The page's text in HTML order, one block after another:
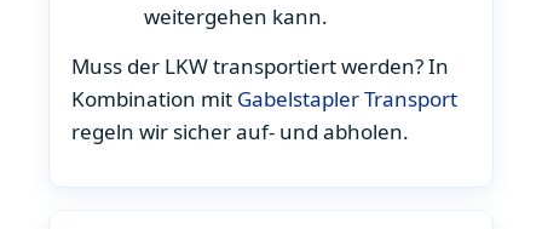
weitergehen kann.
Muss der LKW transportiert werden? In
Kombination mit Gabelstapler Transport
regeln wir sicher auf- und abholen.